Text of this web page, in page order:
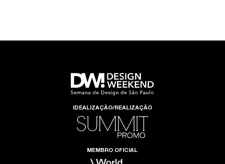
IDEALIZAÇÃO/REALIZAÇÃO
MEMBRO OFICIAL